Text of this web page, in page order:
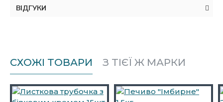
ВІДГУКИ
СХОЖІ ТОВАРИ З ТІЄЇ Ж МАРКИ